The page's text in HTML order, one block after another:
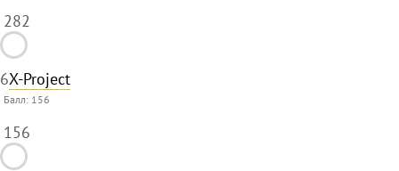
282
6X-Project
Балл: 156
156